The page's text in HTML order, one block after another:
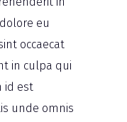
eu
occaecat
in culpa qui
id est
unde omnis